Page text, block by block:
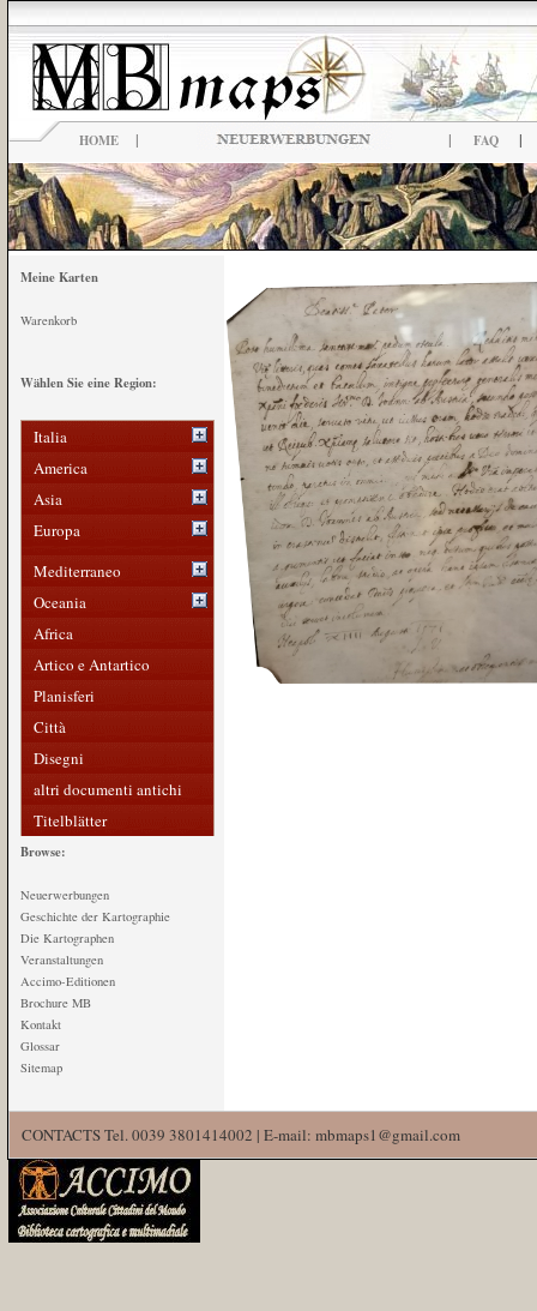
HOME | | FAQ |
Meine Karten
Warenkorb
Wählen Sie eine Region:
Italia
America
Asia
Europa
Mediterraneo
Oceania
Africa
Artico e Antartico
Planisferi
Città
Disegni
altri documenti antichi
Titelblätter
Browse:
Neuerwerbungen
Geschichte der Kartographie
Die Kartographen
Veranstaltungen
Accimo-Editionen
Brochure MB
Kontakt
Glossar
Sitemap
CONTACTS Tel. 0039 3801414002 | E-mail: mbmaps1@gmail.com